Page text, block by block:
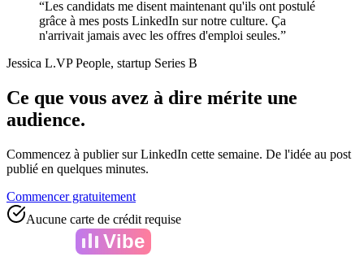
“Les candidats me disent maintenant qu'ils ont postulé
grâce à mes posts LinkedIn sur notre culture. Ça
n'arrivait jamais avec les offres d'emploi seules.”
Jessica L.VP People, startup Series B
Ce que vous avez à dire mérite une
audience.
Commencez à publier sur LinkedIn cette semaine. De l'idée au post
publié en quelques minutes.
Commencer gratuitement
Aucune carte de crédit requise
Vibe